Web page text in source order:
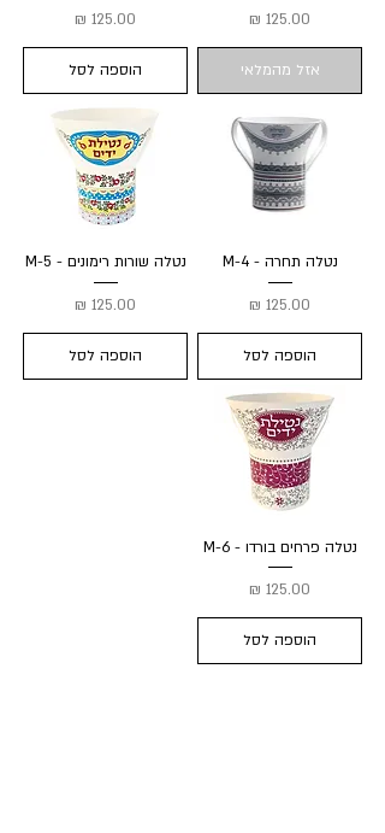
מחיר
אזל מהמלאי
מחיר
הוספה לסל
נטלה תחרה - M-4
מחיר
הוספה לסל
נטלה שורות רימונים - M-5
מחיר
הוספה לסל
נטלה פרחים בורדו - M-6
מחיר
הוספה לסל